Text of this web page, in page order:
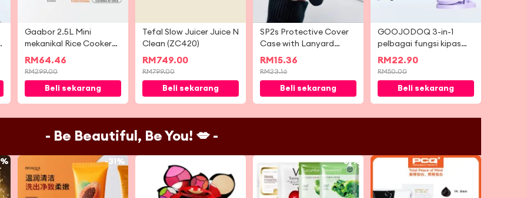
Gaabor 2.5L Mini
mekanikal Rice Cooker
Multi cepat memasak
tidak melekat RC-
25M01A
RM 64.46
RM299.00
Beli sekarang
Tefal Slow Juicer Juice N
Clean (ZC420)
RM 749.00
RM799.00
Beli sekarang
SP2s Protective Cover
Case with Lanyard
Silicone Soft Shell Skin
Accessories
RM 15.36
RM23.16
Beli sekarang
GOOJODOQ 3-in-1
pelbagai fungsi kipas
aliran udara yang
tenang dengan 5
kelajuan 720-degree All-
round Rotation LED
Screen & Time Setting
RM 22.90
RM50.00
Beli sekarang
- Be Beautiful, Be You! 💋 -
-31% -61% 16%